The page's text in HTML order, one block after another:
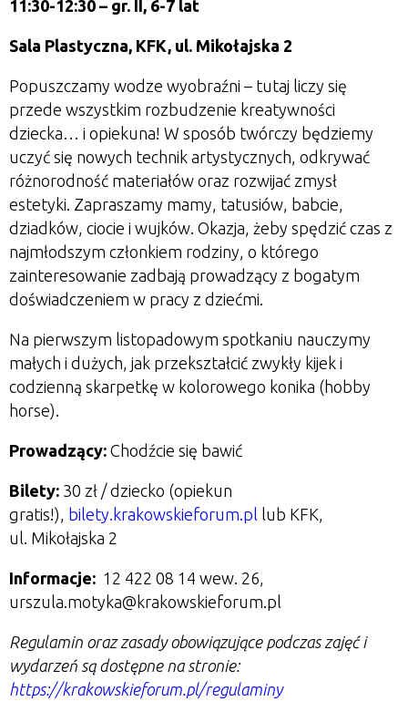
11:30-12:30 – gr. II, 6-7 lat
Sala Plastyczna, KFK, ul. Mikołajska 2
Popuszczamy wodze wyobraźni – tutaj liczy się
przede wszystkim rozbudzenie kreatywności
dziecka… i opiekuna! W sposób twórczy będziemy
uczyć się nowych technik artystycznych, odkrywać
różnorodność materiałów oraz rozwijać zmysł
estetyki. Zapraszamy mamy, tatusiów, babcie,
dziadków, ciocie i wujków. Okazja, żeby spędzić czas z
najmłodszym członkiem rodziny, o którego
zainteresowanie zadbają prowadzący z bogatym
doświadczeniem w pracy z dziećmi.
Na pierwszym listopadowym spotkaniu nauczymy
małych i dużych, jak przekształcić zwykły kijek i
codzienną skarpetkę w kolorowego konika (hobby
horse).
Prowadzący: Chodźcie się bawić
Bilety: 30 zł / dziecko (opiekun
gratis!), bilety.krakowskieforum.pl lub KFK,
ul. Mikołajska 2
Informacje: 1 2 422 08 14 wew. 26,
urszula.motyka@krakowskieforum.pl
Regulamin oraz zasady obowiązujące podczas zajęć i
wydarzeń są dostępne na stronie:
https://krakowskieforum.pl/regulaminy